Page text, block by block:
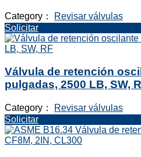
Category：
Revisar válvulas
Solicitar
Válvula de retención
pulgadas, 2500 LB, SW,
Category：
Revisar válvulas
Solicitar